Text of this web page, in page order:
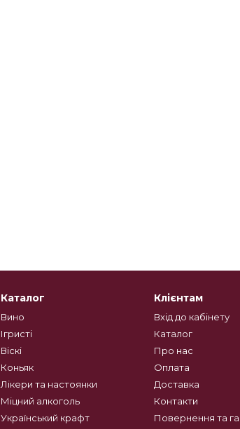
Каталог
Вино
Ігристі
Віскі
Коньяк
Лікери та настоянки
Міцний алкоголь
Український крафт
Клієнтам
Вхід до кабінету
Каталог
Про нас
Оплата
Доставка
Контакти
Повернення та